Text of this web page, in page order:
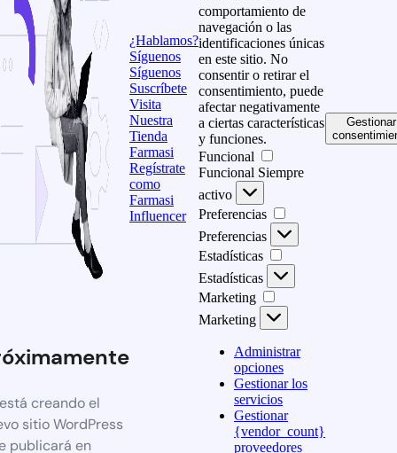
creando el
sitio WordPress
publicará en
¿Hablamos?
Síguenos
Síguenos
Suscríbete
Visita
Nuestra
Tienda
Farmasi
Regístrate
como
Farmasi
Influencer
comportamiento de
navegación o las
identificaciones únicas
en este sitio. No
consentir o retirar el
consentimiento, puede
afectar negativamente
a ciertas características
y funciones.
Funcional
Funcional Siempre
activo
Preferencias
Preferencias
Estadísticas
Estadísticas
Marketing
Marketing
Administrar
opciones
Gestionar los
servicios
Gestionar
{vendor_count}
proveedores
Gestionar